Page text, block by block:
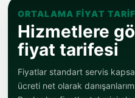
ORTALAMA FIYAT
Hizmetlere
fiyat tarifesi
Fiyatlar standart servis
ücreti net olarak